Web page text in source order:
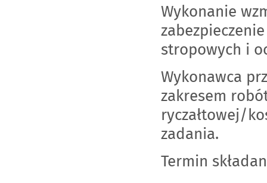
Wykonanie
stropowych i
Wykonawca
zakresem
ryczałtowej/
zadania.
Termin